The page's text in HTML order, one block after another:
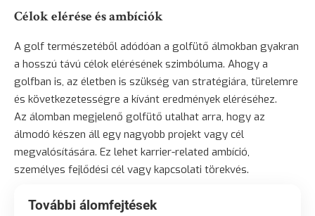
Célok elérése és ambíciók
A golf természetéből adódóan a golfütő álmokban gyakran
a hosszú távú célok elérésének szimbóluma. Ahogy a
golfban is, az életben is szükség van stratégiára, türelemre
és következetességre a kívánt eredmények eléréséhez.
Az álomban megjelenő golfütő utalhat arra, hogy az
álmodó készen áll egy nagyobb projekt vagy cél
megvalósítására. Ez lehet karrier-related ambíció,
személyes fejlődési cél vagy kapcsolati törekvés.
További álomfejtések